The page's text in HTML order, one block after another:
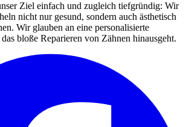
Ziel einfach und zugleich tiefgründig: Wir
nicht nur gesund, sondern auch ästhetisch
Wir glauben an eine personalisierte
bloße Reparieren von Zähnen hinausgeht.